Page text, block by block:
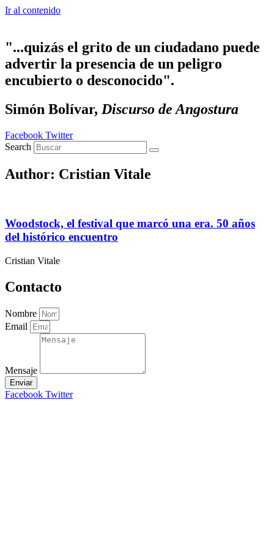
Ir al contenido
"...quizás el grito de un ciudadano puede
advertir la presencia de un peligro
encubierto o desconocido".
Simón Bolívar, Discurso de Angostura
Facebook Twitter
Search
Author: Cristian Vitale
Woodstock, el festival que marcó una era. 50 años
del histórico encuentro
Cristian Vitale
Contacto
Nombre
Email
Mensaje
Enviar
Facebook Twitter